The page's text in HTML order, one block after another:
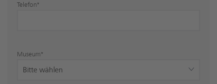
Telefon*
Museum*